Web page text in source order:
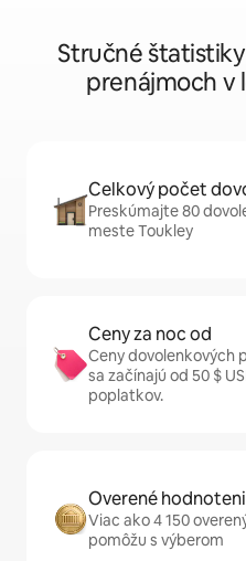
Stručné
prenájmoch v
Celkový počet
Preskúmajte 80
meste Toukley
Ceny za noc od
Ceny dovolenkových
sa začínajú od 50 $
poplatkov.
Overené
Viac ako 4 150
pomôžu s výberom